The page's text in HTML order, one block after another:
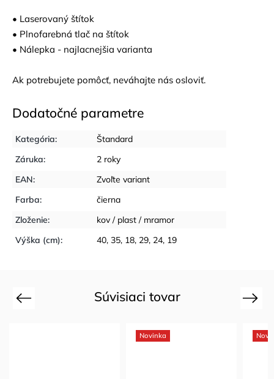
• Laserovaný štítok
• Plnofarebná tlač na štítok
• Nálepka - najlacnejšia varianta
Ak potrebujete pomôcť, neváhajte nás osloviť.
Dodatočné parametre
Kategória:
Štandard
Záruka:
2 roky
EAN:
Zvoľte variant
Farba:
čierna
Zloženie:
kov / plast / mramor
Výška (cm): 40, 35, 18, 29, 24, 19
Súvisiaci tovar
Previous
Novinka
Next